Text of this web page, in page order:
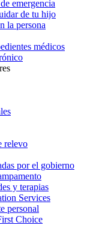
emergencia
de tu hijo
la persona
médicos
relevo
por el gobierno
y terapias
Services
personal
Choice